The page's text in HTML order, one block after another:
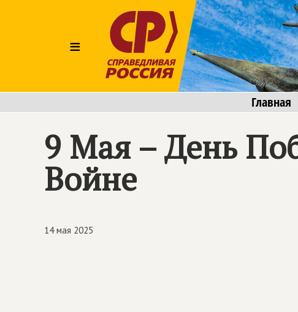
≡
Главная
9 Мая – День
Войне
14 мая 2025